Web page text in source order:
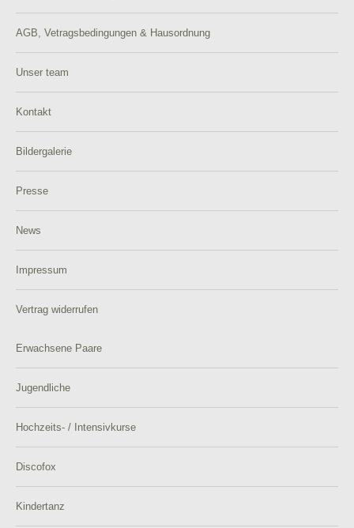
AGB, Vetragsbedingungen & Hausordnung
Unser team
Kontakt
Bildergalerie
Presse
News
Impressum
Vertrag widerrufen
Erwachsene Paare
Jugendliche
Hochzeits- / Intensivkurse
Discofox
Kindertanz